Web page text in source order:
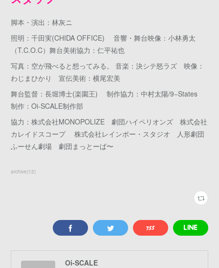
脚本・演出：林灰ニ
照明：千田実(CHIDA OFFICE) 音響・舞台映像：小林勇太
（T.C.O.C）舞台美術協力：仁平祐也
写真：空が飛べると想ってみる。 音楽：決シテ怒ラズ 映像：
わじまひかり 宣伝美術：横尾宏美
舞台監督：長堀博士(楽園王) 制作協力：中村太陽/9−States
制作：Oi-SCALE制作部
協力：株式会社MONOPOLIZE 劇団ハイペリオンズ 株式会社
カレイドスコープ 株式会社レインボー・スタジオ 人形劇団
ふーせん劇場 劇団まっとーば〜
archive(12)
Oi-SCALE